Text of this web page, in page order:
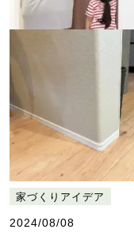
家づくりアイデア
2024/08/08